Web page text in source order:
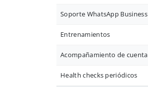
Soporte WhatsApp Business
Entrenamientos
Acompañamiento de cuenta
Health checks periódicos